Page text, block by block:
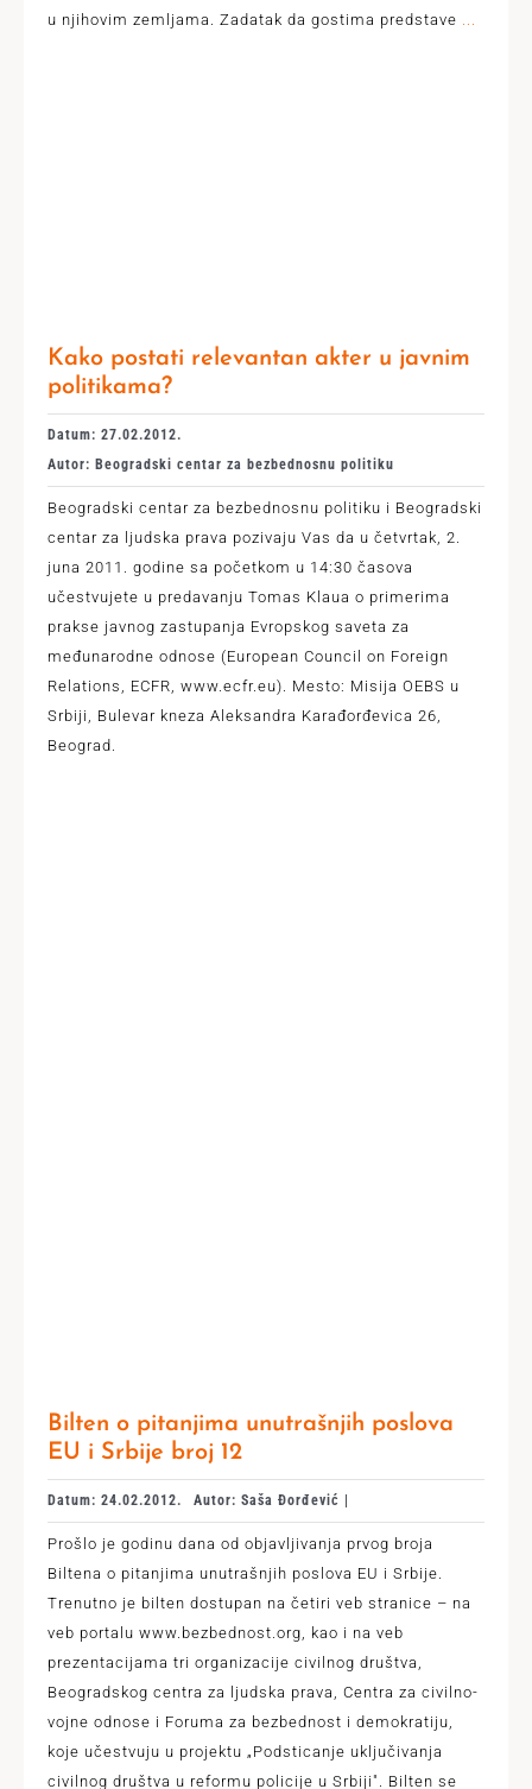
u njihovim zemljama. Zadatak da gostima predstave ...
Kako postati relevantan akter u javnim
politikama?
Datum: 27.02.2012.
Autor: Beogradski centar za bezbednosnu politiku
Beogradski centar za bezbednosnu politiku i Beogradski
centar za ljudska prava pozivaju Vas da u četvrtak, 2.
juna 2011. godine sa početkom u 14:30 časova
učestvujete u predavanju Tomas Klaua o primerima
prakse javnog zastupanja Evropskog saveta za
međunarodne odnose (European Council on Foreign
Relations, ECFR, www.ecfr.eu). Mesto: Misija OEBS u
Srbiji, Bulevar kneza Aleksandra Karađorđevica 26,
Beograd.
Bilten o pitanjima unutrašnjih poslova
EU i Srbije broj 12
Datum: 24.02.2012. Autor: Saša Đorđević |
Prošlo je godinu dana od objavljivanja prvog broja
Biltena o pitanjima unutrašnjih poslova EU i Srbije.
Trenutno je bilten dostupan na četiri veb stranice – na
veb portalu www.bezbednost.org, kao i na veb
prezentacijama tri organizacije civilnog društva,
Beogradskog centra za ljudska prava, Centra za civilno-
vojne odnose i Foruma za bezbednost i demokratiju,
koje učestvuju u projektu „Podsticanje uključivanja
civilnog društva u reformu policije u Srbiji". Bilten se